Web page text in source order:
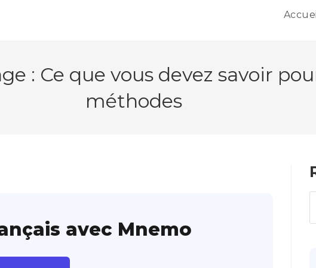
Accueil
: Ce que vous devez savoir
méthodes
avec Mnemo